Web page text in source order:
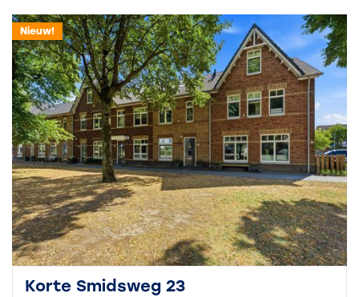
Nieuw!
Korte Smidsweg 23